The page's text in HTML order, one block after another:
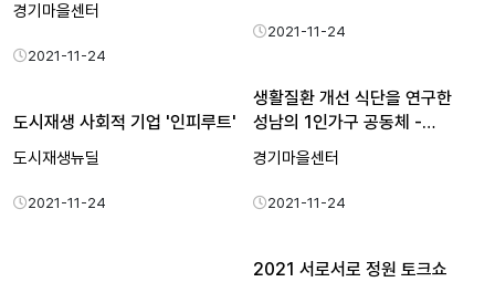
2021-11-24
경기마을센터
2021-11-24
생활질환 개선 식단을 연구한
성남의 1인가구 공동체 -…
경기마을센터
2021-11-24
도시재생 사회적 기업 '인피루트'
도시재생뉴딜
2021-11-24
2021 서로서로 정원 토크쇼